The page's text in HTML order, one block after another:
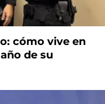
cómo vive en
de su